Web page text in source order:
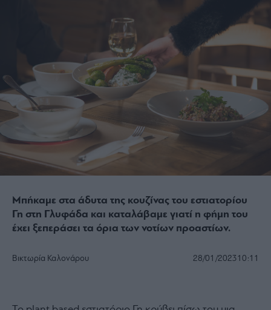
Μπήκαμε στα άδυτα της κουζίνας του εστιατορίου
Γη στη Γλυφάδα και καταλάβαμε γιατί η φήμη του
έχει ξεπεράσει τα όρια των νοτίων προαστίων.
Βικτωρία Καλονάρου 28/01/202310:11